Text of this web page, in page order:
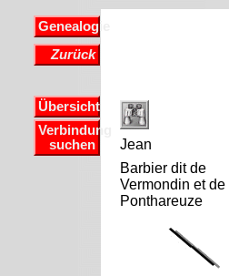
Genealogie
Zurück
Übersicht
Verbindung
suchen
Jean
Barbier dit de
Vermondin et de
Ponthareuze